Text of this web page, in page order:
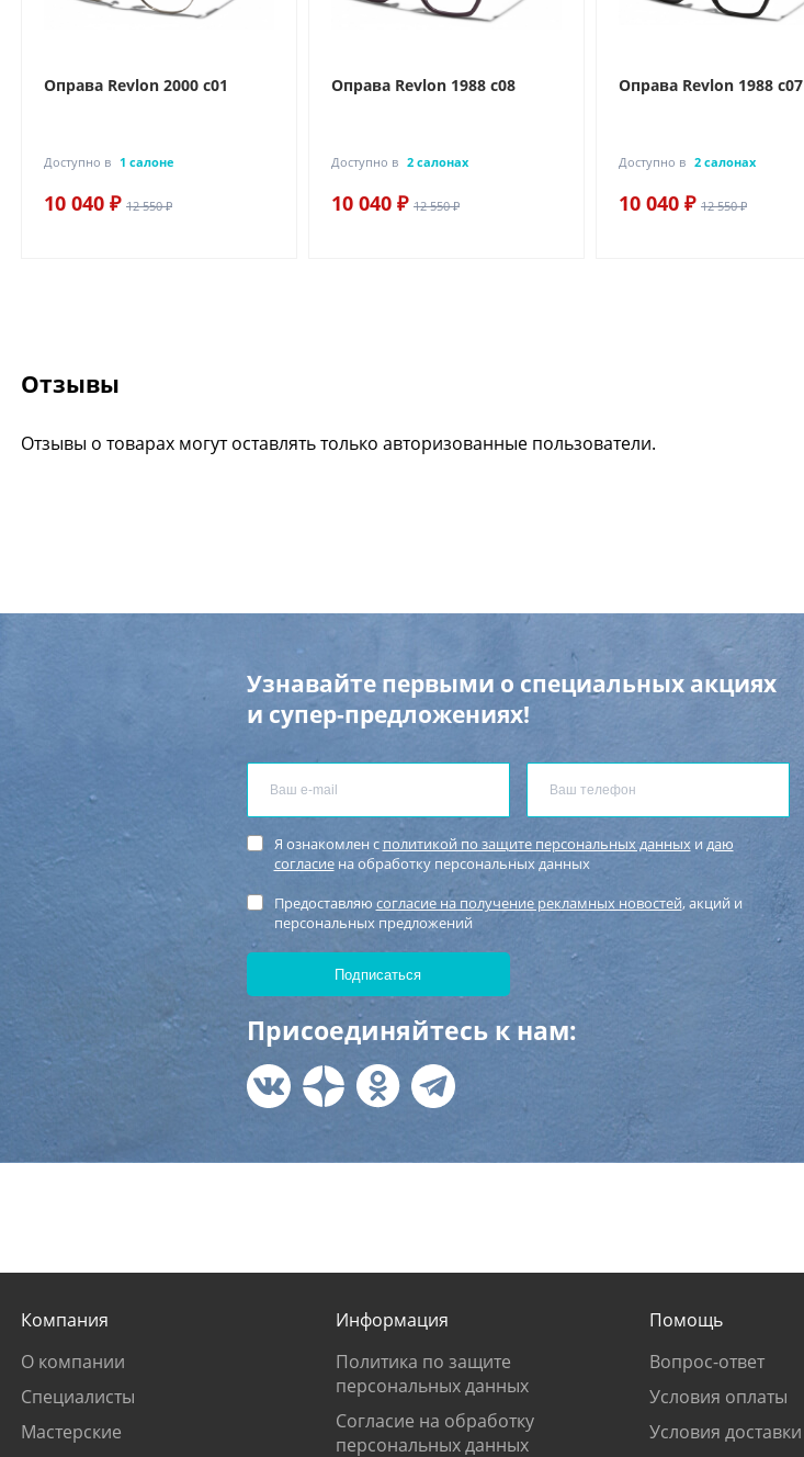
Оправа Revlon 2000 c01
Доступно в 1 салоне
10 040 ₽ 12 550 ₽
Оправа Revlon 1988 c08
Доступно в 2 салонах
10 040 ₽ 12 550 ₽
Оправа Revlon 1988 c07
Доступно в 2 салонах
10 040 ₽ 12 550 ₽
Отзывы
Отзывы о товарах могут оставлять только авторизованные пользователи.
Узнавайте первыми о специальных акциях
и супер-предложениях!
Я ознакомлен с политикой по защите персональных данныхи даю
согласиена обработку персональных данных
Предоставляю согласие на получение рекламных новостей, акций и
персональных предложений
Присоединяйтесь к нам:
Компания
О компании
Специалисты
Мастерские
Информация
Политика по защите
персональных данных
Согласие на обработку
персональных данных
Помощь
Вопрос-ответ
Условия оплаты
Условия доставки